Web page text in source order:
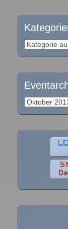
Kategorien
Eventarchiv